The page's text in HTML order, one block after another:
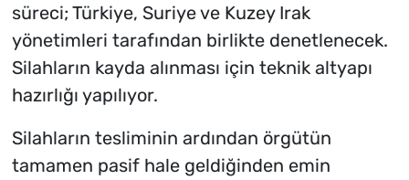
süreci; Türkiye, Suriye ve Kuzey Irak
yönetimleri tarafından birlikte denetlenecek.
Silahların kayda alınması için teknik altyapı
hazırlığı yapılıyor.
Silahların tesliminin ardından örgütün
tamamen pasif hale geldiğinden emin